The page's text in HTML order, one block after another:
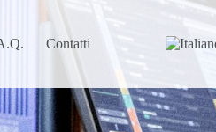
Contatti